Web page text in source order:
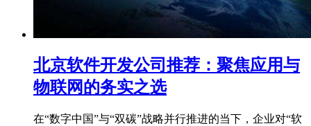
北京软件开发公司推荐：聚焦应用与
物联网的务实之选
在“数字中国”与“双碳”战略并行推进的当下，企业对“软